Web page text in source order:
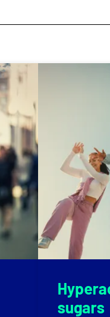
sugars